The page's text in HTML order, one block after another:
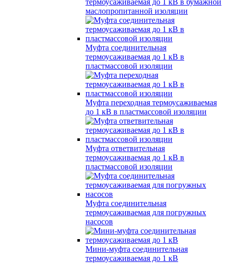
термоусаживаемая до 1 кВ в бумажной
маслопропитанной изоляции
Муфта соединительная
термоусаживаемая до 1 кВ в
пластмассовой изоляции
Муфта переходная термоусаживаемая
до 1 кВ в пластмассовой изоляции
Муфта ответвительная
термоусаживаемая до 1 кВ в
пластмассовой изоляции
Муфта соединительная
термоусаживаемая для погружных
насосов
Мини-муфта соединительная
термоусаживаемая до 1 кВ